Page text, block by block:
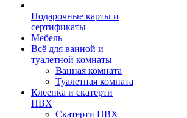
Подарочные карты и
сертификаты
Мебель
Всё для ванной и
туалетной комнаты
Ванная комната
Туалетная комната
Клеенка и скатерти
ПВХ
Скатерти ПВХ